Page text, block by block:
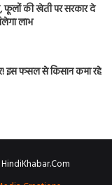
की खेती पर सरकार दे
लाभ
इस फसल से किसान कमा रहे